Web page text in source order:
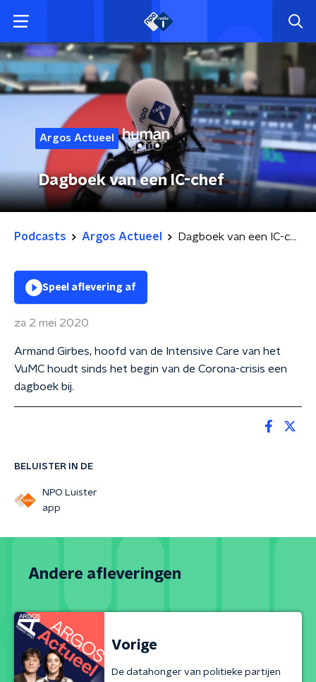
Argos Actueel
Dagboek van een IC-chef
Podcasts Argos Actueel Dagboek van een IC-chef
BELUISTER IN DE
NPO Luister
app
Speel aflevering af
za 2 mei 2020
Armand Girbes, hoofd van de Intensive Care van het
VuMC houdt sinds het begin van de Corona-crisis een
dagboek bij.
Andere afleveringen
Vorige
De datahonger van politieke partijen